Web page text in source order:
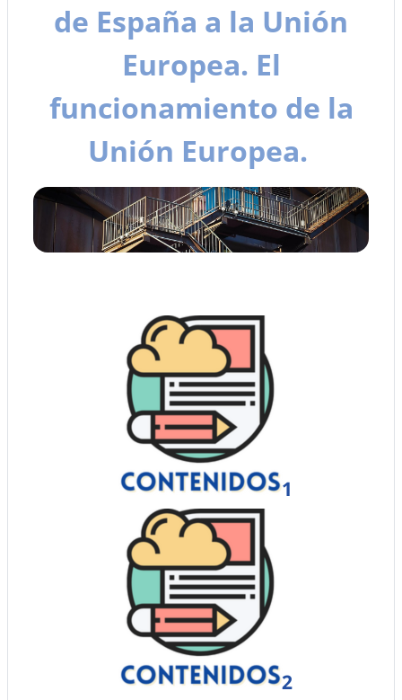
de España a la Unión
Europea. El
funcionamiento de la
Unión Europea.